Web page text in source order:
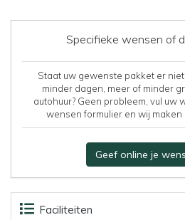
Specifieke wensen of
Staat uw gewenste pakket er
minder dagen, meer of minder
autohuur? Geen probleem, vul uw
wensen formulier en wij maken
Geef online je
Faciliteiten